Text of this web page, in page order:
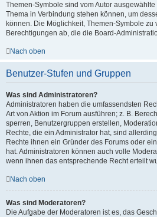
Themen-Symbole sind vom Autor
Thema in Verbindung stehen können, um
können. Die Möglichkeit, Themen-Symbole
Berechtigungen ab, die die Board-
Nach oben
Benutzer-Stufen und Gruppen
Was sind Administratoren?
Administratoren haben die umfassendsten
Art von Aktion im Forum ausführen; z. B.
sperren, Benutzergruppen erstellen,
Rechte, die ein Administrator hat, sind
Rechte ihnen ein Gründer des Forums oder
hat. Administratoren können auch volle
wenn ihnen das entsprechende Recht erteilt
Nach oben
Was sind Moderatoren?
Die Aufgabe der Moderatoren ist es, das